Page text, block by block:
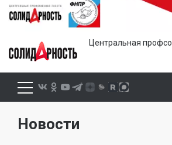
Центральная
Новости